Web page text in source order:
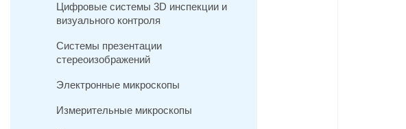
Цифровые системы 3D инспекции и
визуального контроля
Системы презентации
стереоизображений
Электронные микроскопы
Измерительные микроскопы